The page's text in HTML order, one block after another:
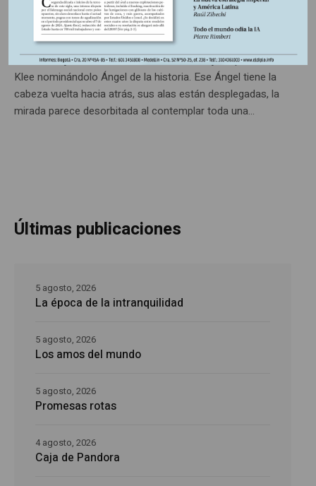
Poesía y memoria por nuestros líderes y lideresas sociales
Edición y curaduría: Stephany Rojas Wagner/Eduardo
Bechara Navratilova Abisinia. Editorial Escarabajo 2024.
Walter Benjamin inmortalizó el cuadro dibujado por Paul
Klee nominándolo Ángel de la historia. Ese Ángel tiene la
cabeza vuelta hacia atrás, sus alas están desplegadas, la
mirada parece desorbitada al contemplar toda una...
Últimas publicaciones
La época de la intranquilidad
5 agosto, 2026
Los amos del mundo
5 agosto, 2026
Promesas rotas
5 agosto, 2026
Caja de Pandora
4 agosto, 2026